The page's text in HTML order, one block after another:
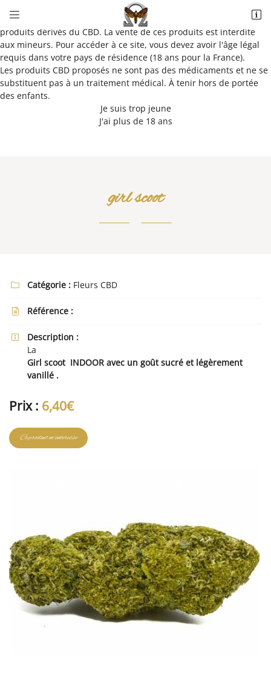
Ce site propose des cigarettes électroniques, e-liquides et
produits dérivés du CBD. La vente de ces produits est interdite
aux mineurs. Pour accéder à ce site, vous devez avoir l'âge légal
requis dans votre pays de résidence (18 ans pour la France).
Les produits CBD proposés ne sont pas des médicaments et ne se
substituent pas à un traitement médical. À tenir hors de portée
des enfants.
Je suis trop jeune
J'ai plus de 18 ans
 
5022 Allée du Parc de Bel Air
41100 Saint-Ouen
02 34 44 58 93
Recopier le code ci-contre
l'adresse email indiqué ci-dessus. Vous pouvez vous désinscrire à tout moment en
utilisantle formulaire de désinscription
Inscription
girl scoot
 Catégorie : Fleurs CBD
 Référence :

Description :
La
Girl scoot INDOOR avec un goût sucré et légèrement
vanillé .
Prix : 6,40€
Ce produit m'intéresse